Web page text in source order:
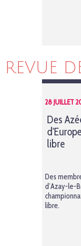
REVUE
28 JUILLET
Des
libre
Des
d’Azay-le-
libre.